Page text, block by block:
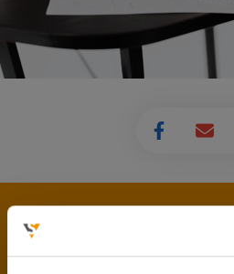
Csak az
vállalhatnak nálunk munkát.
A belépés - előzetes